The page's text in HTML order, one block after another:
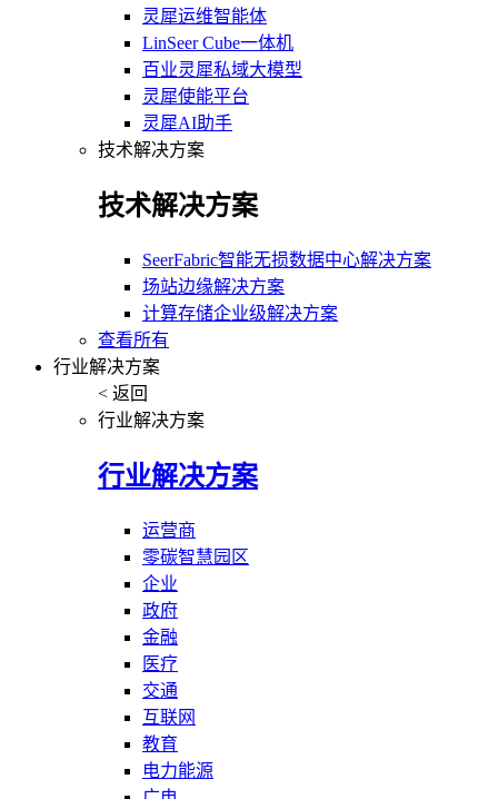
灵犀运维智能体
LinSeer Cube一体机
百业灵犀私域大模型
灵犀使能平台
灵犀AI助手
技术解决方案
技术解决方案
SeerFabric智能无损数据中心解决方案
场站边缘解决方案
计算存储企业级解决方案
查看所有
行业解决方案
< 返回
行业解决方案
行业解决方案
运营商
零碳智慧园区
企业
政府
金融
医疗
交通
互联网
教育
电力能源